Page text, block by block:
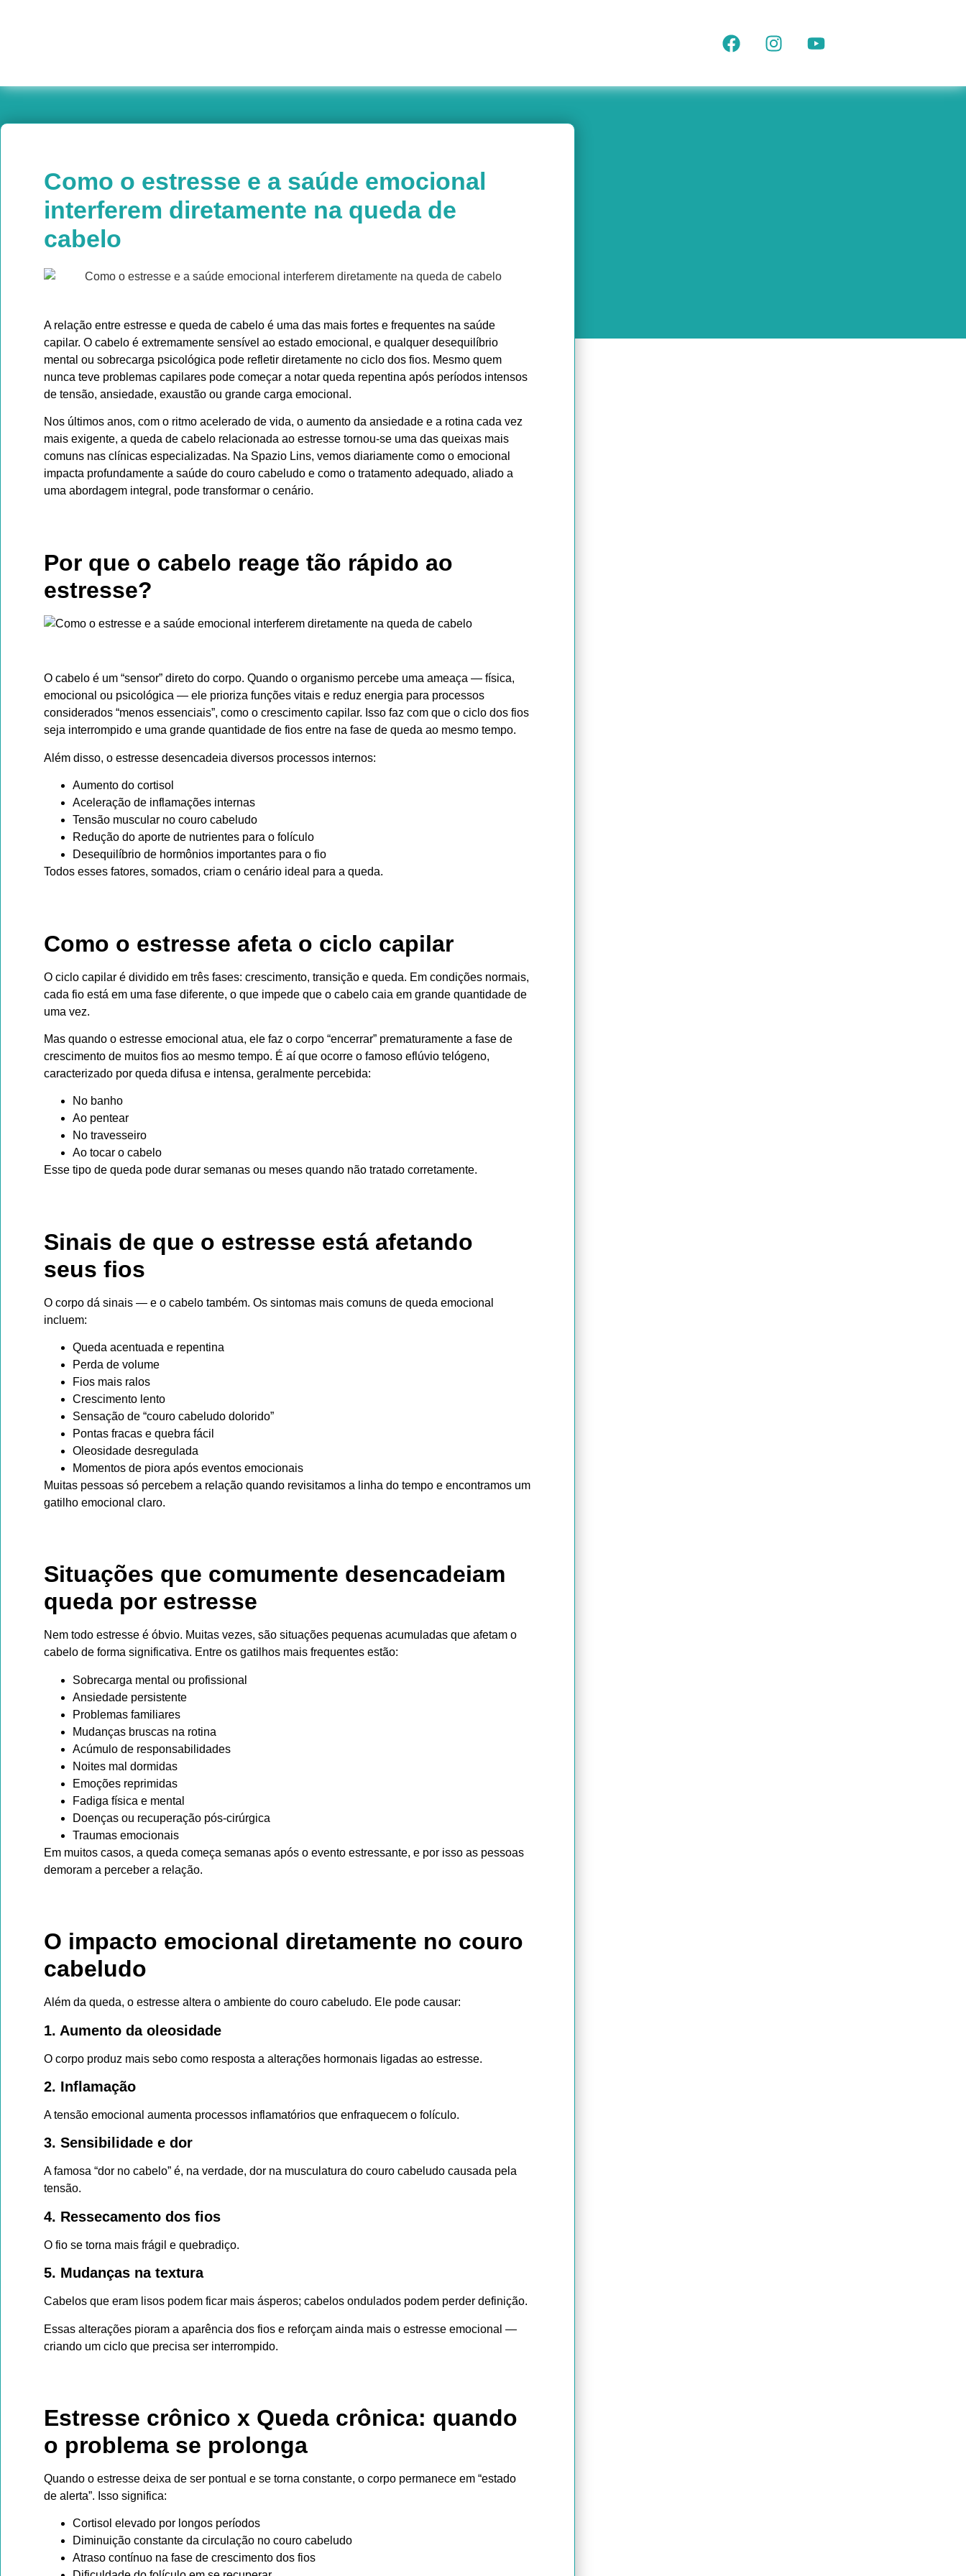
Como o estresse e a saúde emocional
interferem diretamente na queda de
cabelo
A relação entre estresse e queda de cabelo é uma das mais fortes e frequentes na saúde
capilar. O cabelo é extremamente sensível ao estado emocional, e qualquer desequilíbrio
mental ou sobrecarga psicológica pode refletir diretamente no ciclo dos fios. Mesmo quem
nunca teve problemas capilares pode começar a notar queda repentina após períodos intensos
de tensão, ansiedade, exaustão ou grande carga emocional.
Nos últimos anos, com o ritmo acelerado de vida, o aumento da ansiedade e a rotina cada vez
mais exigente, a queda de cabelo relacionada ao estresse tornou-se uma das queixas mais
comuns nas clínicas especializadas. Na Spazio Lins, vemos diariamente como o emocional
impacta profundamente a saúde do couro cabeludo e como o tratamento adequado, aliado a
uma abordagem integral, pode transformar o cenário.
Por que o cabelo reage tão rápido ao
estresse?
O cabelo é um “sensor” direto do corpo. Quando o organismo percebe uma ameaça — física,
emocional ou psicológica — ele prioriza funções vitais e reduz energia para processos
considerados “menos essenciais”, como o crescimento capilar. Isso faz com que o ciclo dos fios
seja interrompido e uma grande quantidade de fios entre na fase de queda ao mesmo tempo.
Além disso, o estresse desencadeia diversos processos internos:
Aumento do cortisol
Aceleração de inflamações internas
Tensão muscular no couro cabeludo
Redução do aporte de nutrientes para o folículo
Desequilíbrio de hormônios importantes para o fio
Todos esses fatores, somados, criam o cenário ideal para a queda.
Como o estresse afeta o ciclo capilar
O ciclo capilar é dividido em três fases: crescimento, transição e queda. Em condições normais,
cada fio está em uma fase diferente, o que impede que o cabelo caia em grande quantidade de
uma vez.
Mas quando o estresse emocional atua, ele faz o corpo “encerrar” prematuramente a fase de
crescimento de muitos fios ao mesmo tempo. É aí que ocorre o famoso eflúvio telógeno,
caracterizado por queda difusa e intensa, geralmente percebida:
No banho
Ao pentear
No travesseiro
Ao tocar o cabelo
Esse tipo de queda pode durar semanas ou meses quando não tratado corretamente.
Sinais de que o estresse está afetando
seus fios
O corpo dá sinais — e o cabelo também. Os sintomas mais comuns de queda emocional
incluem:
Queda acentuada e repentina
Perda de volume
Fios mais ralos
Crescimento lento
Sensação de “couro cabeludo dolorido”
Pontas fracas e quebra fácil
Oleosidade desregulada
Momentos de piora após eventos emocionais
Muitas pessoas só percebem a relação quando revisitamos a linha do tempo e encontramos um
gatilho emocional claro.
Situações que comumente desencadeiam
queda por estresse
Nem todo estresse é óbvio. Muitas vezes, são situações pequenas acumuladas que afetam o
cabelo de forma significativa. Entre os gatilhos mais frequentes estão:
Sobrecarga mental ou profissional
Ansiedade persistente
Problemas familiares
Mudanças bruscas na rotina
Acúmulo de responsabilidades
Noites mal dormidas
Emoções reprimidas
Fadiga física e mental
Doenças ou recuperação pós-cirúrgica
Traumas emocionais
Em muitos casos, a queda começa semanas após o evento estressante, e por isso as pessoas
demoram a perceber a relação.
O impacto emocional diretamente no couro
cabeludo
Além da queda, o estresse altera o ambiente do couro cabeludo. Ele pode causar:
1. Aumento da oleosidade
O corpo produz mais sebo como resposta a alterações hormonais ligadas ao estresse.
2. Inflamação
A tensão emocional aumenta processos inflamatórios que enfraquecem o folículo.
3. Sensibilidade e dor
A famosa “dor no cabelo” é, na verdade, dor na musculatura do couro cabeludo causada pela
tensão.
4. Ressecamento dos fios
O fio se torna mais frágil e quebradiço.
5. Mudanças na textura
Cabelos que eram lisos podem ficar mais ásperos; cabelos ondulados podem perder definição.
Essas alterações pioram a aparência dos fios e reforçam ainda mais o estresse emocional —
criando um ciclo que precisa ser interrompido.
Estresse crônico x Queda crônica: quando
o problema se prolonga
Quando o estresse deixa de ser pontual e se torna constante, o corpo permanece em “estado
de alerta”. Isso significa:
Cortisol elevado por longos períodos
Diminuição constante da circulação no couro cabeludo
Atraso contínuo na fase de crescimento dos fios